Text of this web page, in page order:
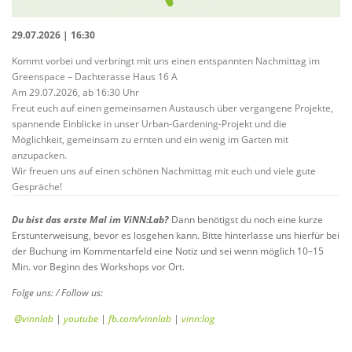
29.07.2026 | 16:30
Kommt vorbei und verbringt mit uns einen entspannten Nachmittag im
Greenspace – Dachterasse Haus 16 A
Am 29.07.2026, ab 16:30 Uhr
Freut euch auf einen gemeinsamen Austausch über vergangene Projekte,
spannende Einblicke in unser Urban-Gardening-Projekt und die
Möglichkeit, gemeinsam zu ernten und ein wenig im Garten mit
anzupacken.
Wir freuen uns auf einen schönen Nachmittag mit euch und viele gute
Gespräche!
Du bist das erste Mal im ViNN:Lab? Dann benötigst du noch eine kurze
Erstunterweisung, bevor es losgehen kann. Bitte hinterlasse uns hierfür bei
der Buchung im Kommentarfeld eine Notiz und sei wenn möglich 10–15
Min. vor Beginn des Workshops vor Ort.
Folge uns: / Follow us:
@vinnlab | youtube | fb.com/vinnlab | vinn:log